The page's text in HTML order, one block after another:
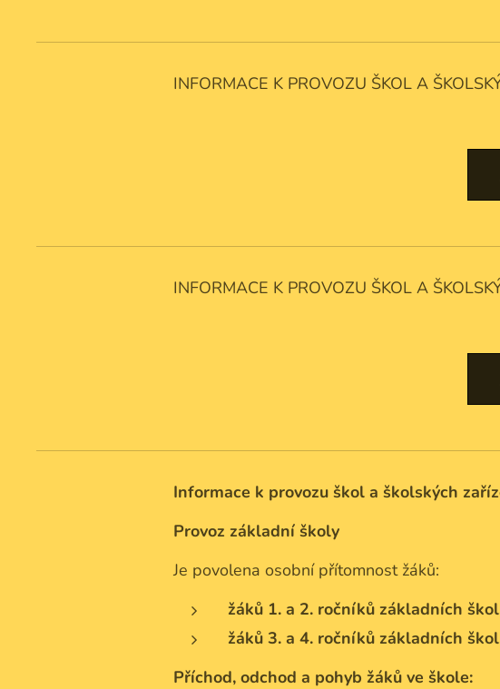
INFORMACE K PROVOZU ŠKOL A
INFORMACE K PROVOZU ŠKOL A
Informace k provozu škol a školských
Provoz základní školy
Je povolena osobní přítomnost žáků:
žáků 1. a 2. ročníků základních
žáků 3. a 4. ročníků základních
Příchod, odchod a pohyb žáků ve škole: